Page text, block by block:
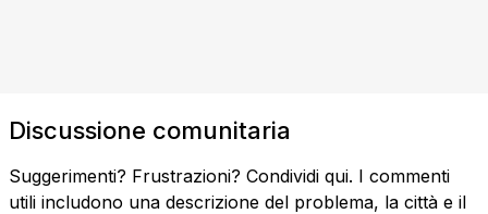
Discussione comunitaria
Suggerimenti? Frustrazioni? Condividi qui. I commenti
utili includono una descrizione del problema, la città e il